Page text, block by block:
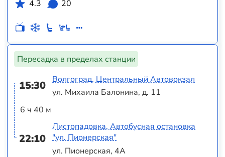
4.3 20
Пересадка в пределах станции
15:30
6 ч 40 м
22:10
Волгоград, Центральный Автовокзал
ул. Михаила Балонина, д. 11
Листопадовка, Автобусная остановка
"ул. Пионерская"
ул. Пионерская, 4А